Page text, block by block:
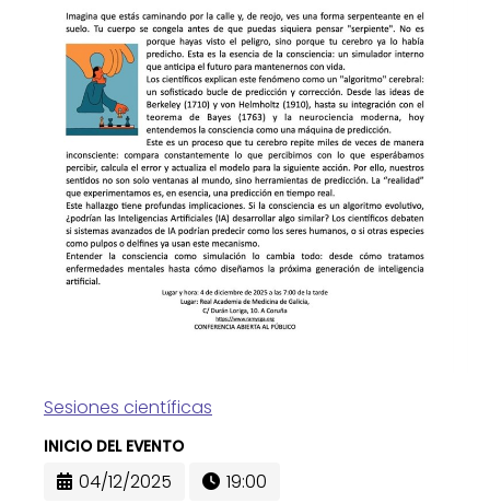
Sesiones científicas
INICIO DEL EVENTO
04/12/2025 19:00